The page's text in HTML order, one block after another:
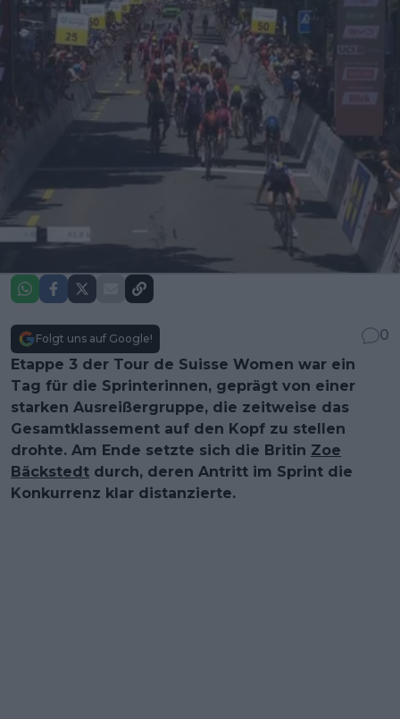
Folgt uns auf Google!
0
Etappe 3 der Tour de Suisse Women war ein
Tag für die Sprinterinnen, geprägt von einer
starken Ausreißergruppe, die zeitweise das
Gesamtklassement auf den Kopf zu stellen
drohte. Am Ende setzte sich die Britin Zoe
Bäckstedt durch, deren Antritt im Sprint die
Konkurrenz klar distanzierte.